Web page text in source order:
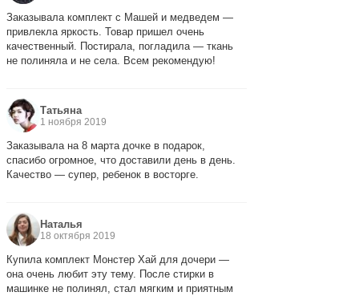
Заказывала комплект с Машей и медведем —
привлекла яркость. Товар пришел очень
качественный. Постирала, погладила — ткань
не полиняла и не села. Всем рекомендую!
Татьяна
1 ноября 2019
Заказывала на 8 марта дочке в подарок,
спасибо огромное, что доставили день в день.
Качество — супер, ребенок в восторге.
Наталья
18 октября 2019
Купила комплект Монстер Хай для дочери —
она очень любит эту тему. После стирки в
машинке не полинял, стал мягким и приятным